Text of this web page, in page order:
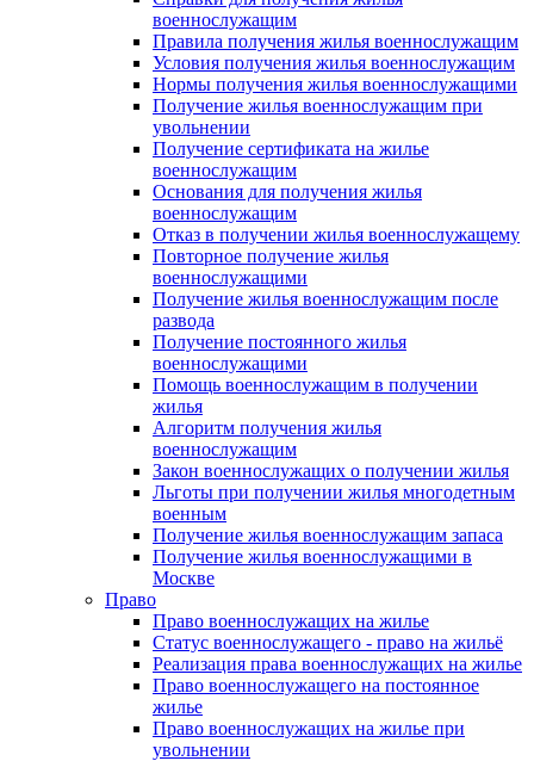
военнослужащим
Правила получения жилья военнослужащим
Условия получения жилья военнослужащим
Нормы получения жилья военнослужащими
Получение жилья военнослужащим при
увольнении
Получение сертификата на жилье
военнослужащим
Основания для получения жилья
военнослужащим
Отказ в получении жилья военнослужащему
Повторное получение жилья
военнослужащими
Получение жилья военнослужащим после
развода
Получение постоянного жилья
военнослужащими
Помощь военнослужащим в получении
жилья
Алгоритм получения жилья
военнослужащим
Закон военнослужащих о получении жилья
Льготы при получении жилья многодетным
военным
Получение жилья военнослужащим запаса
Получение жилья военнослужащими в
Москве
Право
Право военнослужащих на жилье
Статус военнослужащего - право на жильё
Реализация права военнослужащих на жилье
Право военнослужащего на постоянное
жилье
Право военнослужащих на жилье при
увольнении